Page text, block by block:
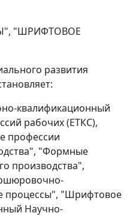
"ШРИФТОВОЕ
развития
квалификационный
рабочих (ЕТКС),
профессии
"Формные
производства",
процессы", "Шрифтовое
Научно-